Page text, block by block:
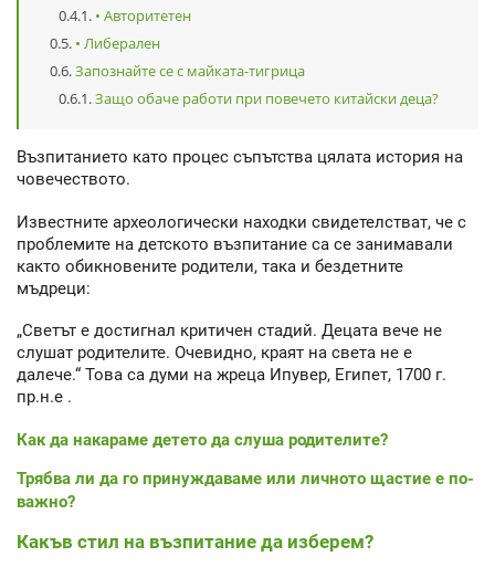
• Авторитетен
• Либерален
Запознайте се с майката-тигрица
Защо обаче работи при повечето китайски деца?
Възпитанието като процес съпътства цялата история на
човечеството.
Известните археологически находки свидетелстват, че с
проблемите на детското възпитание са се занимавали
както обикновените родители, така и бездетните
мъдреци:
„Светът е достигнал критичен стадий. Децата вече не
слушат родителите. Очевидно, краят на света не е
далече.“ Това са думи на жреца Ипувер, Египет, 1700 г.
пр.н.е .
Как да накараме детето да слуша родителите?
Трябва ли да го принуждаваме или личното щастие е по-
важно?
Какъв стил на възпитание да изберем?